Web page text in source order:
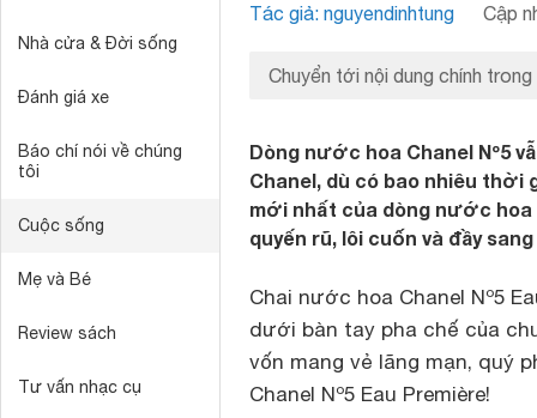
Nhà cửa & Đời sống
Đánh giá xe
Báo chí nói về chúng
tôi
Cuộc sống
Mẹ và Bé
Review sách
Tư vấn nhạc cụ
Tác giả: nguyendinhtung Cập
Chuyển tới nội dung chính trong
Dòng nước hoa Chanel Nº5
Chanel, dù có bao nhiêu thời
mới nhất của dòng nước hoa
quyến rũ, lôi cuốn và đầy
Chai nước hoa Chanel Nº5
dưới bàn tay pha chế của
vốn mang vẻ lãng mạn, quý
Chanel Nº5 Eau Première!